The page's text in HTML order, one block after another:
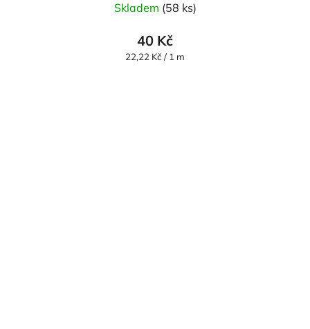
Skladem (58 ks)
40 Kč
Měrná
22,22 Kč / 1 m